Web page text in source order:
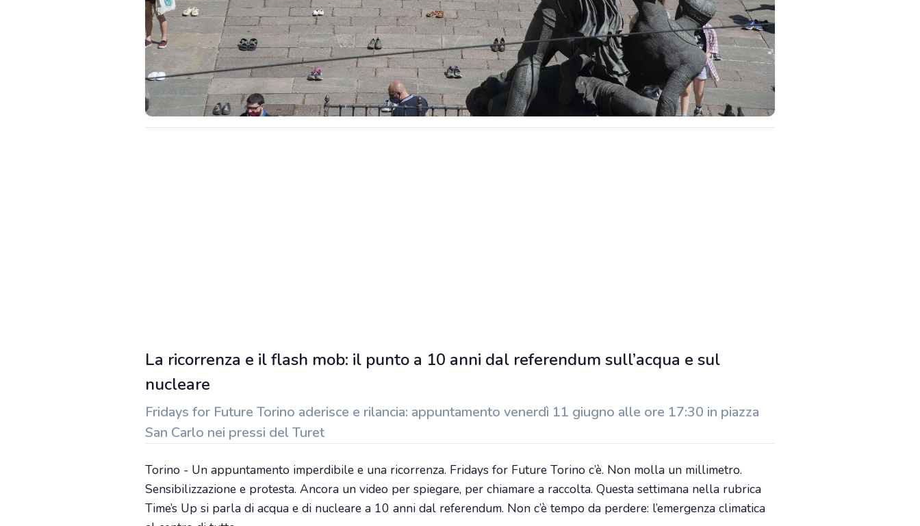
La ricorrenza e il flash mob: il punto a 10 anni dal referendum sull’acqua e sul
nucleare
Fridays for Future Torino aderisce e rilancia: appuntamento venerdì 11 giugno alle ore 17:30 in piazza
San Carlo nei pressi del Turet
Torino - Un appuntamento imperdibile e una ricorrenza. Fridays for Future Torino c’è. Non molla un millimetro.
Sensibilizzazione e protesta. Ancora un video per spiegare, per chiamare a raccolta. Questa settimana nella rubrica
Time’s Up si parla di acqua e di nucleare a 10 anni dal referendum. Non c’è tempo da perdere: l’emergenza climatica